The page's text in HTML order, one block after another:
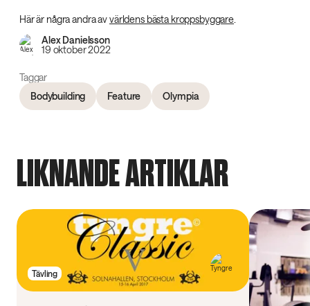
Här är några andra avvärldens bästa kroppsbyggare
Alex Danielsson
19 oktober 2022
Taggar
Bodybuilding
Feature Olympia
LIKNANDE ARTIKLAR
Tävling